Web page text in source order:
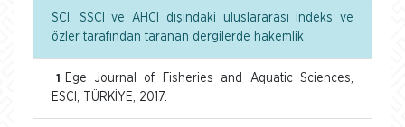
SCI, SSCI ve AHCI dışındaki uluslararası indeks ve
özler tarafından taranan dergilerde hakemlik
1
Ege Journal of Fisheries and Aquatic Sciences,
ESCI, TÜRKİYE, 2017.